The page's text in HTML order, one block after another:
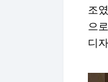
조
으
디